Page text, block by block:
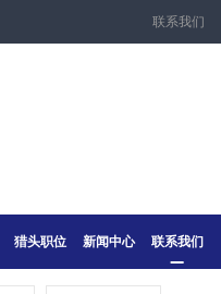
联系我们
猎头职位 新闻中心 联系我们